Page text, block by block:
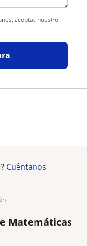
aceptas nuestro
Cuéntanos
Matemáticas